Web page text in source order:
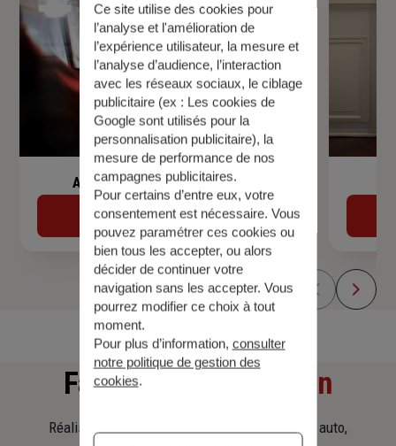
Assurance de prêt immobilier
Découvrir
Faites une simulation
Réalisez une simulation tarifaire d'assurance, auto,
Ce site utilise des cookies pour
l’analyse et l'amélioration de
l’expérience utilisateur, la mesure et
l’analyse d’audience, l’interaction
avec les réseaux sociaux, le ciblage
publicitaire (ex : Les cookies de
Google sont utilisés pour la
personnalisation publicitaire), la
mesure de performance de nos
campagnes publicitaires.
Pour certains d’entre eux, votre
consentement est nécessaire. Vous
pouvez paramétrer ces cookies ou
bien tous les accepter, ou alors
décider de continuer votre
navigation sans les accepter. Vous
pourrez modifier ce choix à tout
moment.
Pour plus d’information, consulter
notre politique de gestion des
cookies.